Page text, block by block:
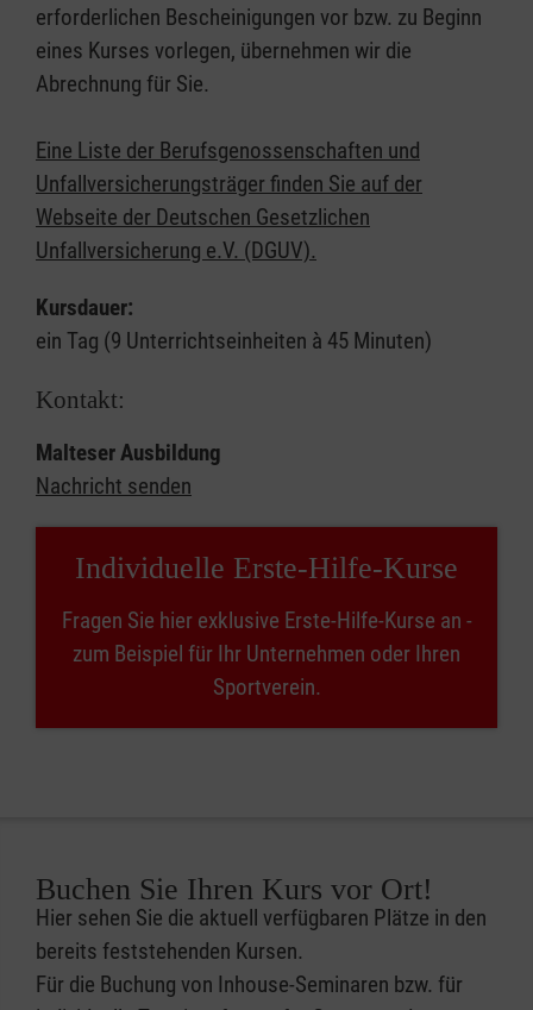
erforderlichen Bescheinigungen vor bzw. zu Beginn
eines Kurses vorlegen, übernehmen wir die
Abrechnung für Sie.
Eine Liste der Berufsgenossenschaften und
Unfallversicherungsträger finden Sie auf der
Webseite der Deutschen Gesetzlichen
Unfallversicherung e.V. (DGUV).
Kursdauer:
ein Tag (9 Unterrichtseinheiten à 45 Minuten)
Kontakt:
Malteser Ausbildung
Nachricht senden
Individuelle Erste-Hilfe-Kurse
Fragen Sie hier exklusive Erste-Hilfe-Kurse an -
zum Beispiel für Ihr Unternehmen oder Ihren
Sportverein.
Buchen Sie Ihren Kurs vor Ort!
Hier sehen Sie die aktuell verfügbaren Plätze in den
bereits feststehenden Kursen.
Für die Buchung von Inhouse-Seminaren bzw. für